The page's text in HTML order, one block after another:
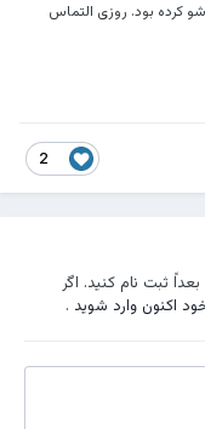
کرده بود. روزی التماس
2
ثبت نام کنید. اگر
اکنون وارد شوید.